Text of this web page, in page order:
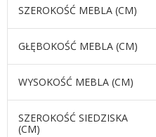
SZEROKOŚĆ MEBLA (CM)
GŁĘBOKOŚĆ MEBLA (CM)
WYSOKOŚĆ MEBLA (CM)
SZEROKOŚĆ SIEDZISKA
(CM)